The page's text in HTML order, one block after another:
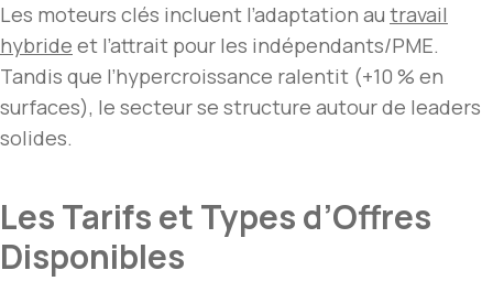
Les moteurs clés incluent l’adaptation au travail
hybride et l’attrait pour les indépendants/PME.
Tandis que l’hypercroissance ralentit (+10 % en
surfaces), le secteur se structure autour de leaders
solides.
Les Tarifs et Types d’Offres
Disponibles